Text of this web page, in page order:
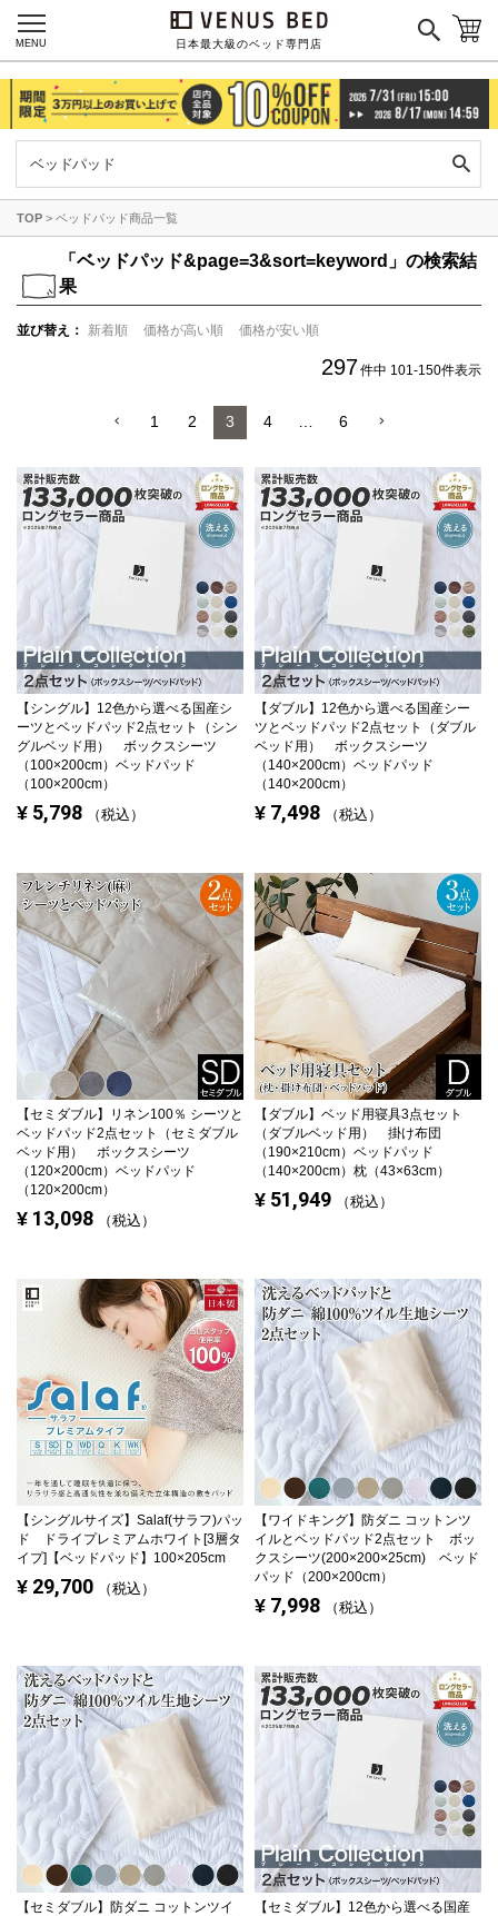
日本最大級のベッド専門店
MENU
TOP ベッドパッド商品一覧
「 ベッドパッド&page=3&sort=keyword」の検索結
果
並び替え 新着順 価格が高い順 価格が安い順
297件中 101 -150件表示
1 2 3 4 6
【シングル】 12色から選べる国産シ
ーツとベッドパッド2点セット（シン
グルベッド用） ボックスシーツ
（100×200cm）ベッドパッド
（100×200cm）
¥ 5,798 税込
【ダブル】 12色から選べる国産シー
ツとベッドパッド2点セット（ダブル
ベッド用） ボックスシーツ
（140×200cm）ベッドパッド
（140×200cm）
¥ 7,498 税込
【セミダブル】
リネン100％ シーツと
ベッドパッド2点セット（セミダブル
ベッド用） ボックスシーツ
（120×200cm）ベッドパッド
（120×200cm）
¥ 13,098 税込
【ダブル】 ベッド用寝具3点セット
（ダブルベッド用） 掛け布団
（190×210cm）ベッドパッド
（140×200cm）枕（43×63cm）
¥ 51,949 税込
【シングルサイズ】 Salaf(サラフ)パッ
ド ドライプレミアムホワイト[3層タ
イプ]【ベッドパッド】100×205cm
¥ 29,700 税込
【ワイドキング】 防ダニ コットンツ
イルとベッドパッド2点セット ボッ
クスシーツ(200×200×25cm) ベッド
パッド（200×200cm）
¥ 7,998 税込
【セミダブル】 防ダニ コットンツイ
【セミダブル】 12色から選べる国産